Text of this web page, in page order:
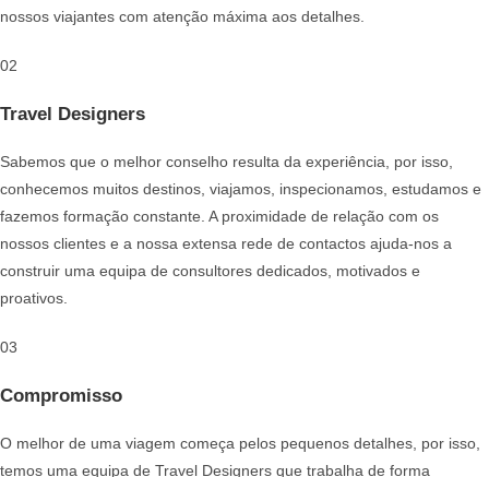
nossos viajantes com atenção máxima aos detalhes.
02
Travel Designers
Sabemos que o melhor conselho resulta da experiência, por isso,
conhecemos muitos destinos, viajamos, inspecionamos, estudamos e
fazemos formação constante. A proximidade de relação com os
nossos clientes e a nossa extensa rede de contactos ajuda-nos a
construir uma equipa de consultores dedicados, motivados e
proativos.
03
Compromisso
O melhor de uma viagem começa pelos pequenos detalhes, por isso,
temos uma equipa de Travel Designers que trabalha de forma